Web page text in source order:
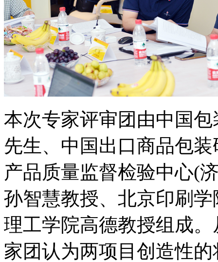
本次专家评审团由中国
先生、中国出口商品包
产品质量监督检验中心(
孙智慧教授、北京印刷
理工学院高德教授组成
家团认为两项目创造性